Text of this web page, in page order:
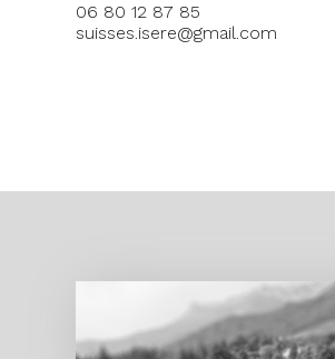
06 80 12 87 85
suisses.isere@gmail.com